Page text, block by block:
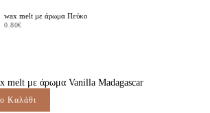
wax melt με άρωμα Πεύκο
0.80€
Καλάθι